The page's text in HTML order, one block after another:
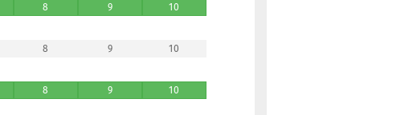
8 9 10
8 9 10
8 9 10